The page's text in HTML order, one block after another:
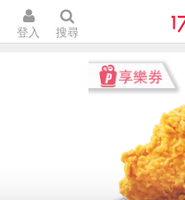
登入 搜尋